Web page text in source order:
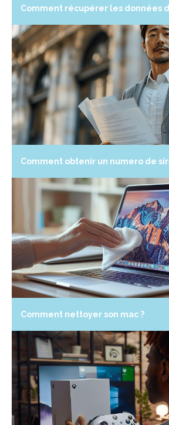
Comment récupérer les données
Comment obtenir un numero de
Comment nettoyer son mac ?